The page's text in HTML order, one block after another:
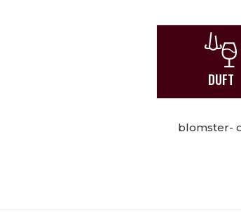
DUFT
blomster-